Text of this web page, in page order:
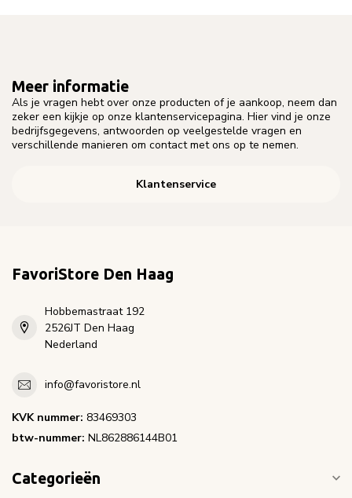
Meer informatie
Als je vragen hebt over onze producten of je aankoop, neem dan
zeker een kijkje op onze klantenservicepagina. Hier vind je onze
bedrijfsgegevens, antwoorden op veelgestelde vragen en
verschillende manieren om contact met ons op te nemen.
Klantenservice
FavoriStore Den Haag
Hobbemastraat 192
2526JT Den Haag
Nederland
info@favoristore.nl
KVK nummer: 83469303
btw-nummer: NL862886144B01
Categorieën